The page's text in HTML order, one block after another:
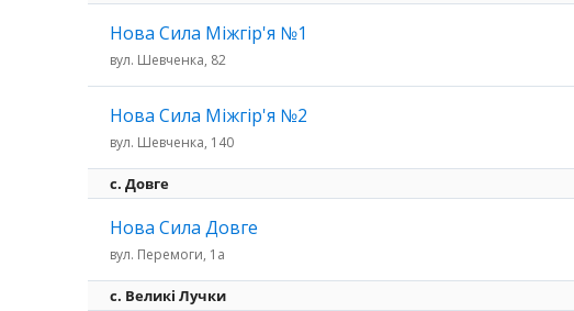
Нова Сила Міжгір'я №1
вул. Шевченка, 82
Нова Сила Міжгір'я №2
вул. Шевченка, 140
с. Довге
Нова Сила Довге
вул. Перемоги, 1а
c. Великі Лучки